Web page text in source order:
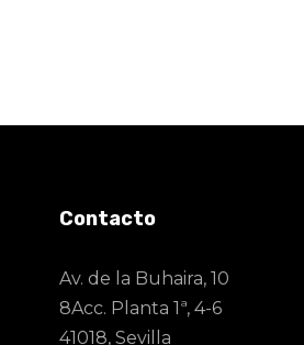
Contacto
Av. de la Buhaira, 10
8Acc. Planta 1ª, 4-6
41018, Sevilla